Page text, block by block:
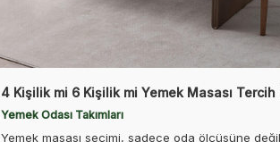
4 Kişilik mi 6 Kişilik mi Yemek Masası Tercih
Yemek Odası Takımları
Yemek masası seçimi, sadece oda ölçüsüne değil